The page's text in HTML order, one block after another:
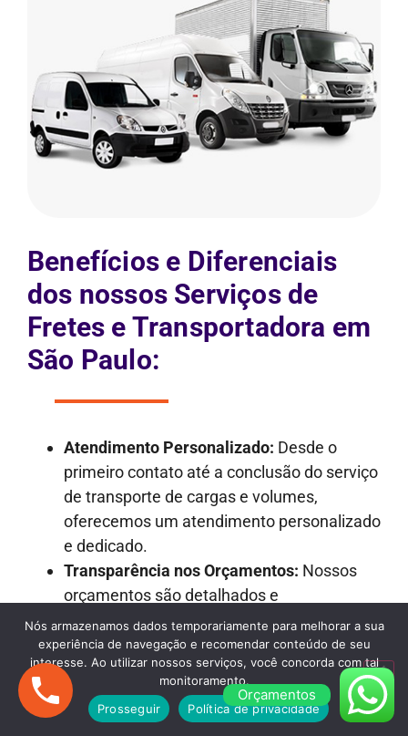
Benefícios e Diferenciais
dos nossos Serviços de
Fretes e Transportadora em
São Paulo:
Atendimento Personalizado: Desde o
primeiro contato até a conclusão do serviço
de transporte de cargas e volumes,
oferecemos um atendimento personalizado
e dedicado.
Transparência nos Orçamentos: Nossos
orçamentos são detalhados e
transparentes, garantindo que não haja
surpresas desagradáveis ao longo do
processo.
Frota Versátil:
Dispomos de uma frota
variada de veículos, incluindo caminhões de
Orçamentos
Nós armazenamos dados temporariamente para melhorar a sua
experiência de navegação e recomendar conteúdo de seu
interesse. Ao utilizar nossos serviços, você concorda com tal
monitoramento.
Prosseguir
Política de privacidade